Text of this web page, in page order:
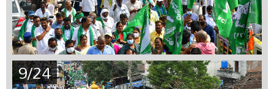
9/24